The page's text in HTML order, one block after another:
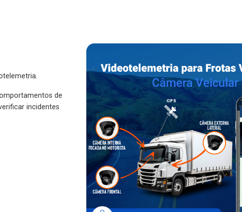
de
incidentes